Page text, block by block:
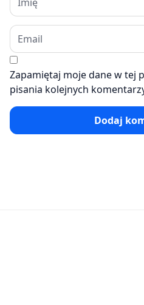
Zapamiętaj moje dane w tej
pisania kolejnych
Dodaj